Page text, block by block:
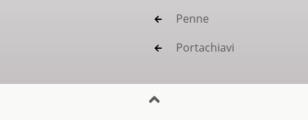
Penne
Portachiavi